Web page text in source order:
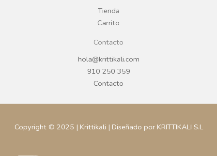
Tienda
Carrito
Contacto
hola@krittikali.com
910 250 359
Contacto
Copyright © 2025 | Krittikali | Diseñado por KRITTIKALI S.L